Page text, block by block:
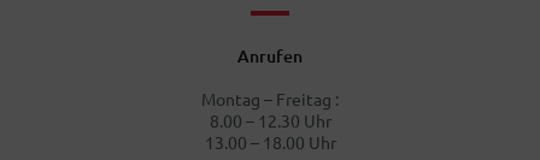
Anrufen
Montag – Freitag :
8.00 – 12.30 Uhr
13.00 – 18.00 Uhr